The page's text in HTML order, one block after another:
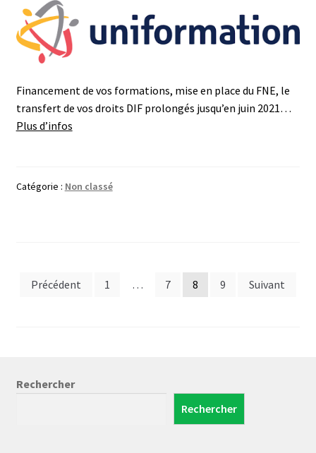
Financement de vos formations, mise en place du FNE, le
transfert de vos droits DIF prolongés jusqu’en juin 2021…
Plus d’infos
Catégorie : Non classé
Pagination
Précédent 1 … 7 8 9 Suivant
Rechercher
Rechercher